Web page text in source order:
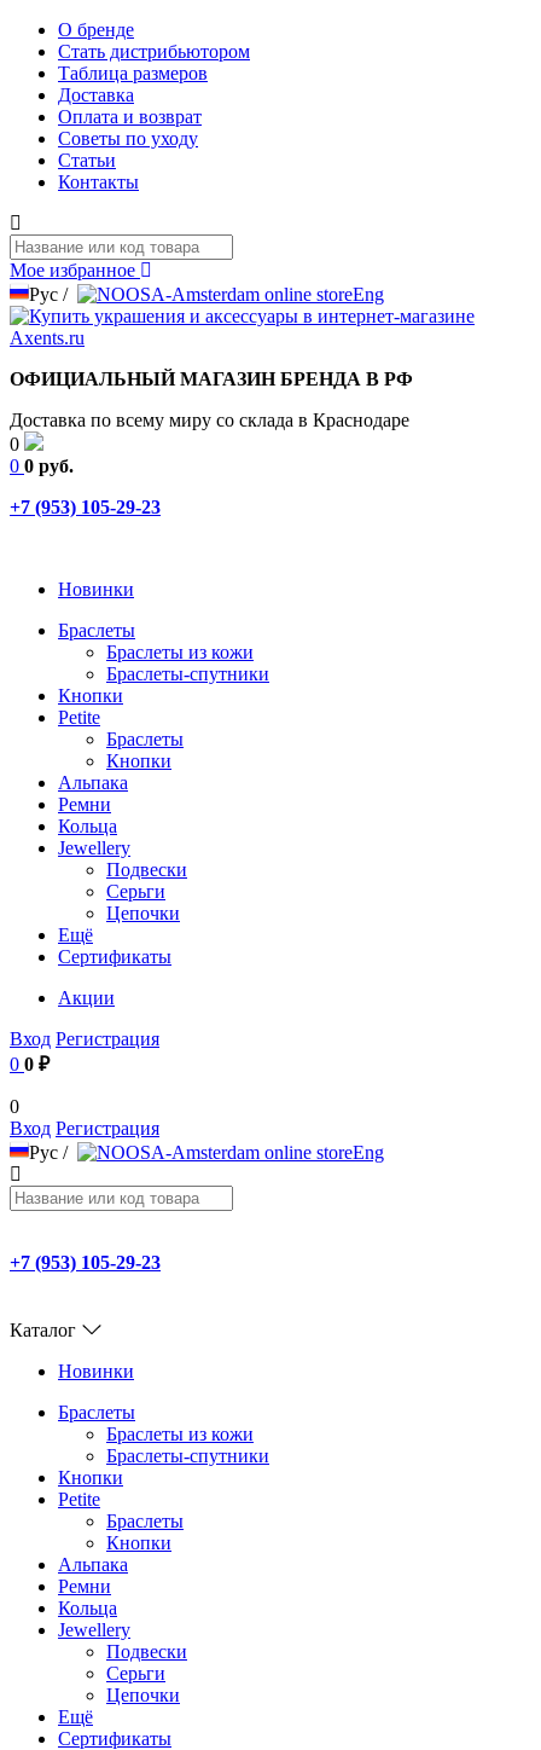
О бренде
Стать дистрибьютором
Таблица размеров
Доставка
Оплата и возврат
Советы по уходу
Статьи
Контакты
Мое избранное
Рус / Eng
ОФИЦИАЛЬНЫЙ МАГАЗИН БРЕНДА В РФ
Доставка по всему миру со склада в Краснодаре
0
0 0 руб.
+7 (953) 105-29-23
Новинки
Браслеты
Браслеты из кожи
Браслеты-спутники
Кнопки
Petite
Браслеты
Кнопки
Альпака
Ремни
Кольца
Jewellery
Подвески
Серьги
Цепочки
Ещё
Сертификаты
Акции
Вход Регистрация
0 0 ₽
0
Вход Регистрация
Рус / Eng
+7 (953) 105-29-23
Каталог
Новинки
Браслеты
Браслеты из кожи
Браслеты-спутники
Кнопки
Petite
Браслеты
Кнопки
Альпака
Ремни
Кольца
Jewellery
Подвески
Серьги
Цепочки
Ещё
Сертификаты